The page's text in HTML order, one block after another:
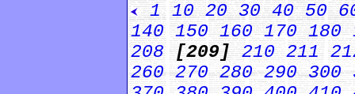
1 10 20 30 40 50
140 150 160 170 180
208
[209]210 211
260 270 280 290 300